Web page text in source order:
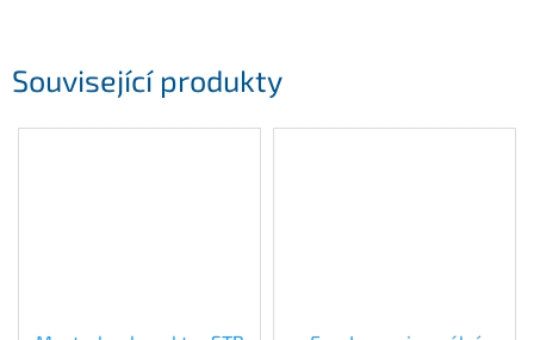
Související produkty